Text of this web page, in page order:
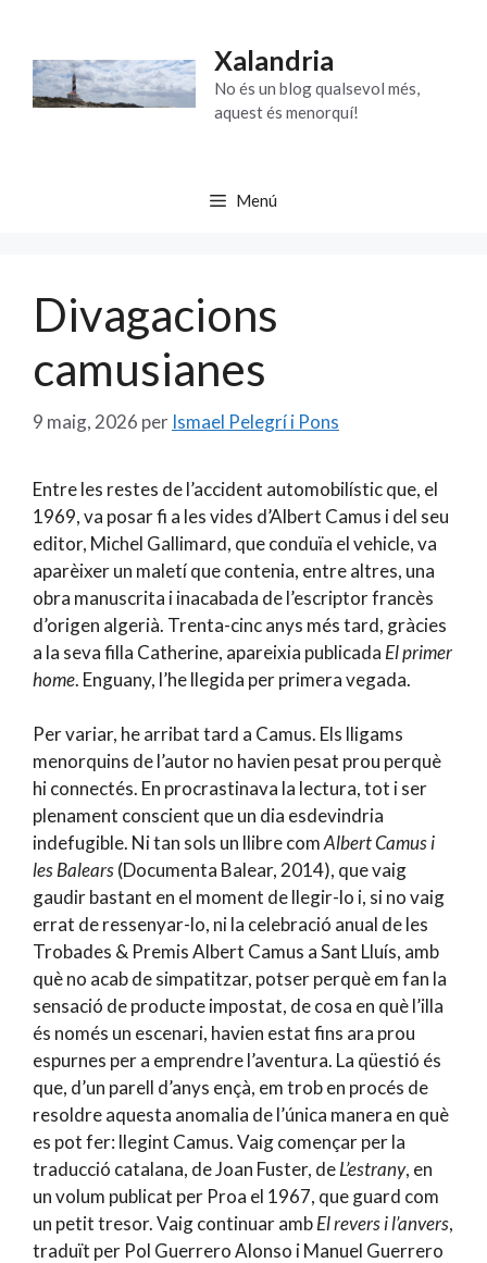
contingut
Xalandria
No és un blog qualsevol més,
aquest és menorquí!
Menú
Divagacions
camusianes
9 maig, 2026 per Ismael Pelegrí i Pons
Entre les restes de l’accident automobilístic que, el
1969, va posar fi a les vides d’Albert Camus i del seu
editor, Michel Gallimard, que conduïa el vehicle, va
aparèixer un maletí que contenia, entre altres, una
obra manuscrita i inacabada de l’escriptor francès
d’origen algerià. Trenta-cinc anys més tard, gràcies
a la seva filla Catherine, apareixia publicada El primer
home. Enguany, l’he llegida per primera vegada.
Per variar, he arribat tard a Camus. Els lligams
menorquins de l’autor no havien pesat prou perquè
hi connectés. En procrastinava la lectura, tot i ser
plenament conscient que un dia esdevindria
indefugible. Ni tan sols un llibre comAlbert Camus i
les Balears(Documenta Balear, 2014), que vaig
gaudir bastant en el moment de llegir-lo i, si no vaig
errat de ressenyar-lo, ni la celebració anual de les
Trobades & Premis Albert Camus a Sant Lluís, amb
què no acab de simpatitzar, potser perquè em fan la
sensació de producte impostat, de cosa en què l’illa
és només un escenari, havien estat fins ara prou
espurnes per a emprendre l’aventura. La qüestió és
que, d’un parell d’anys ençà, em trob en procés de
resoldre aquesta anomalia de l’única manera en què
es pot fer: llegint Camus. Vaig començar per la
traducció catalana, de Joan Fuster, deL’estrany, en
un volum publicat per Proa el 1967, que guard com
un petit tresor. Vaig continuar ambEl revers i l’anvers,
traduït per Pol Guerrero Alonso i Manuel Guerrero